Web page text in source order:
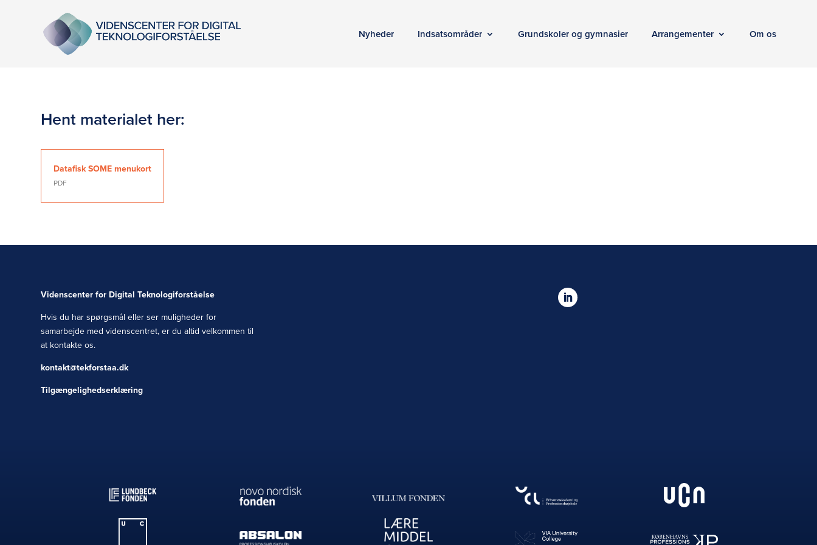
Nyheder Indsatsområder Grundskoler og gymnasier Arrangementer Om os
Hent materialet her:
Datafisk SOME menukort
PDF
Videnscenter for Digital Teknologiforståelse
Hvis du har spørgsmål eller ser muligheder for
samarbejde med videnscentret, er du altid velkommen til
at kontakte os.
kontakt@tekforstaa.dk
Tilgængelighedserklæring